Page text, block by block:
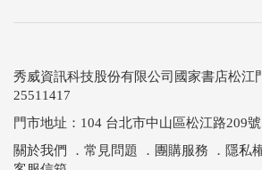
秀威資訊科技股份有限公司國家書店松
25511417
門市地址：104 台北市中山區松江路209
關於我們
． 常見問題 ． 團購服務 ． 隱私